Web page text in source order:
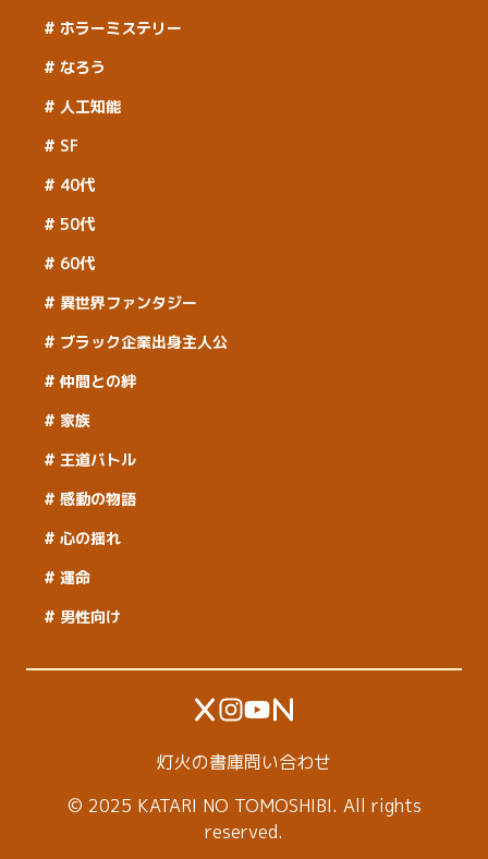
ホラーミステリー
なろう
人工知能
SF
40代
50代
60代
異世界ファンタジー
ブラック企業出身主人公
仲間との絆
家族
王道バトル
感動の物語
心の揺れ
運命
男性向け
灯火の書庫問い合わせ
© 2025 KATARI NO TOMOSHIBI. All rights
reserved.